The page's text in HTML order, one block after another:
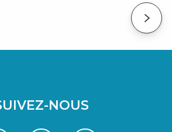
NOUS